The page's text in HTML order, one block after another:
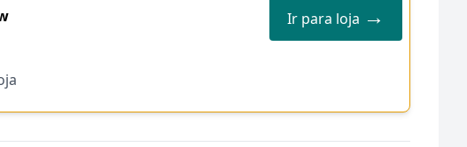
Ir para loja →